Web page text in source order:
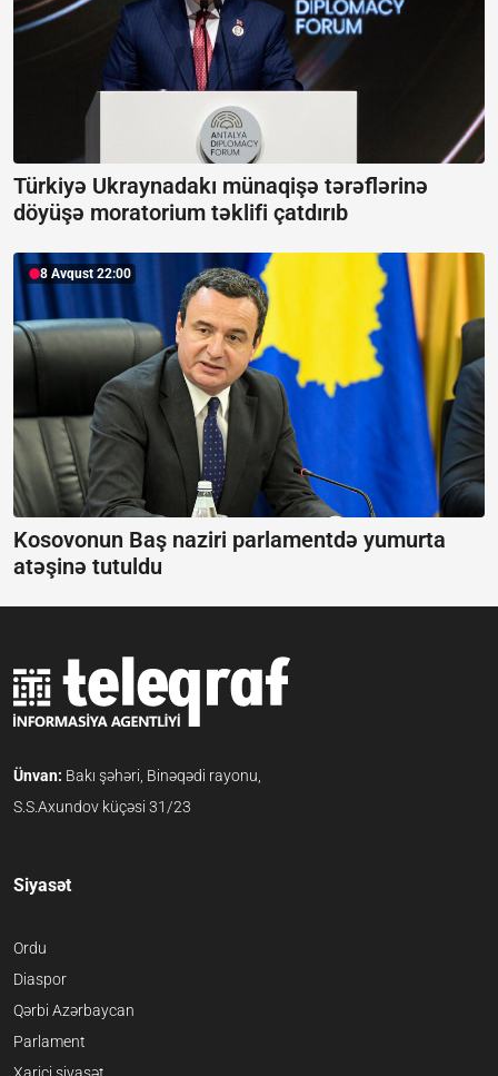
Türkiyə Ukraynadakı münaqişə tərəflərinə
döyüşə moratorium təklifi çatdırıb
8 Avqust 22:00
Kosovonun Baş naziri parlamentdə yumurta
atəşinə tutuldu
Ünvan: Bakı şəhəri, Binəqədi rayonu,
S.S.Axundov küçəsi 31/23
Siyasət
Ordu
Diaspor
Qərbi Azərbaycan
Parlament